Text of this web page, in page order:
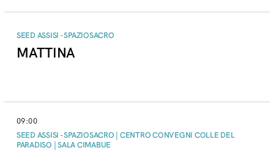
SEED ASSISI - SPAZIOSACRO
MATTINA
09:00
SEED ASSISI - SPAZIOSACRO | CENTRO CONVEGNI COLLE DEL
PARADISO | SALA CIMABUE